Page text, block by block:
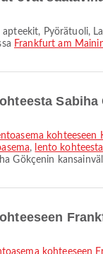
Frankfurt am
, lento
Gökçenin
kohteeseen